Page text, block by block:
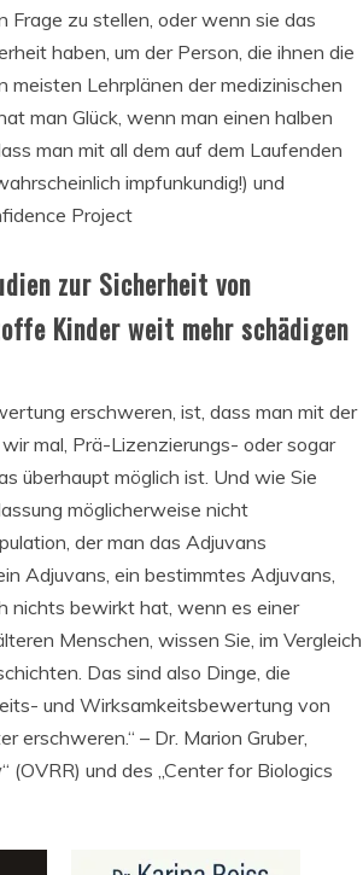
zu stellen, oder wenn sie das
haben, um der Person, die ihnen die
meisten Lehrplänen der medizinischen
man Glück, wenn man einen halben
man mit all dem auf dem Laufenden
impfunkundig!) und
Project
zur Sicherheit von
Kinder weit mehr schädigen
erschweren, ist, dass man mit der
mal, Prä-Lizenzierungs- oder sogar
überhaupt möglich ist. Und wie Sie
möglicherweise nicht
der man das Adjuvans
Adjuvans, ein bestimmtes Adjuvans,
nichts bewirkt hat, wenn es einer
Menschen, wissen Sie, im Vergleich
Das sind also Dinge, die
und Wirksamkeitsbewertung von
– Dr. Marion Gruber,
und des „Center for Biologics